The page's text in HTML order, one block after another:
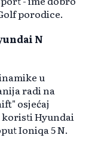
porodice.
N
u
radi na
osjećaj
koristi Hyundai
Ioniqa 5 N.